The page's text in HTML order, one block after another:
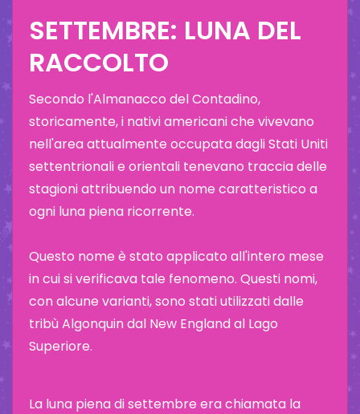
SETTEMBRE: LUNA DEL
RACCOLTO
Secondo l'Almanacco del Contadino,
storicamente, i nativi americani che vivevano
nell'area attualmente occupata dagli Stati Uniti
settentrionali e orientali tenevano traccia delle
stagioni attribuendo un nome caratteristico a
ogni luna piena ricorrente.
Questo nome è stato applicato all'intero mese
in cui si verificava tale fenomeno. Questi nomi,
con alcune varianti, sono stati utilizzati dalle
tribù Algonquin dal New England al Lago
Superiore.
La luna piena di settembre era chiamata la